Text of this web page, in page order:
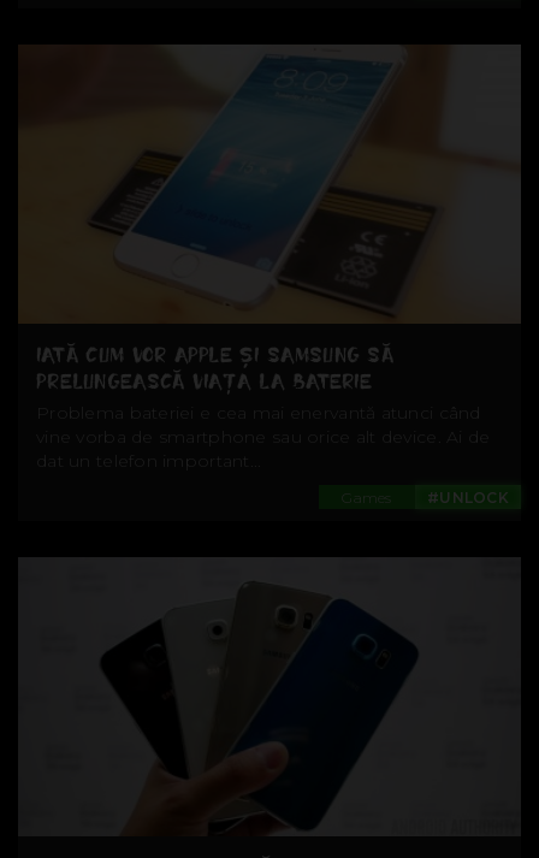
IATĂ CUM VOR APPLE ȘI SAMSUNG SĂ
PRELUNGEASCĂ VIAȚA LA BATERIE
Problema bateriei e cea mai enervantă atunci când
vine vorba de smartphone sau orice alt device. Ai de
dat un telefon important...
#UNLOCK
Games